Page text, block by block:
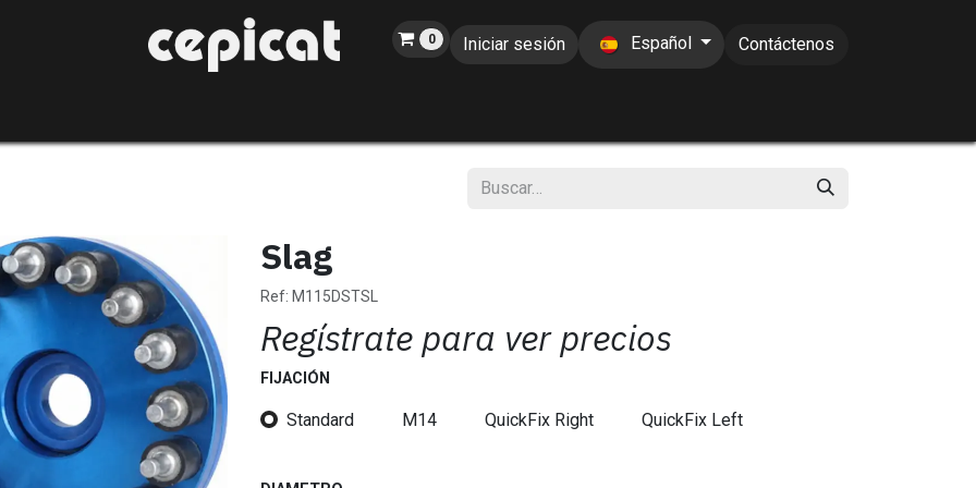
0 Iniciar sesión Español Contáctenos
Slag
Ref: M115DSTSL
Regístrate para ver precios
FIJACIÓN
Standard M14 QuickFix Right QuickFix Left